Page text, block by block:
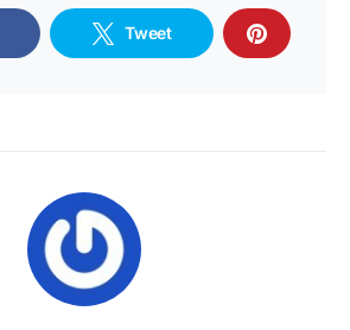
Tweet